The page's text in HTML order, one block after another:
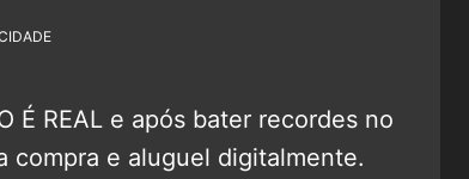
É REAL e após bater recordes no
compra e aluguel digitalmente.